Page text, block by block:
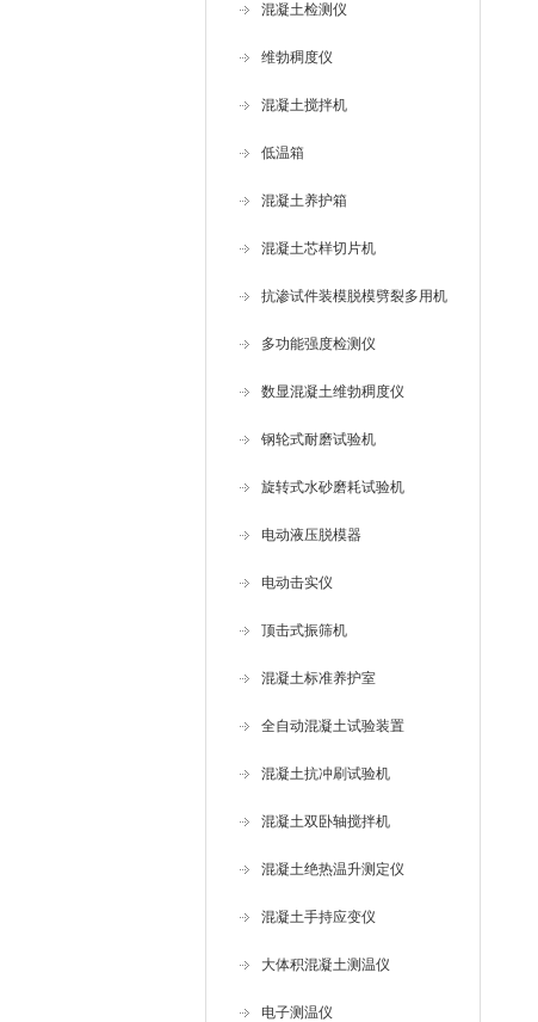
混凝土检测仪
维勃稠度仪
混凝土搅拌机
低温箱
混凝土养护箱
混凝土芯样切片机
抗渗试件装模脱模劈裂多用机
多功能强度检测仪
数显混凝土维勃稠度仪
钢轮式耐磨试验机
旋转式水砂磨耗试验机
电动液压脱模器
电动击实仪
顶击式振筛机
混凝土标准养护室
全自动混凝土试验装置
混凝土抗冲刷试验机
混凝土双卧轴搅拌机
混凝土绝热温升测定仪
混凝土手持应变仪
大体积混凝土测温仪
电子测温仪